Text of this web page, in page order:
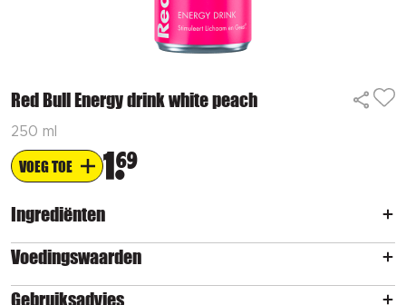
Red Bull Energy drink white peach
250 ml
VOEG TOE 1 69
Ingrediënten
Voedingswaarden
Gebruiksadvies